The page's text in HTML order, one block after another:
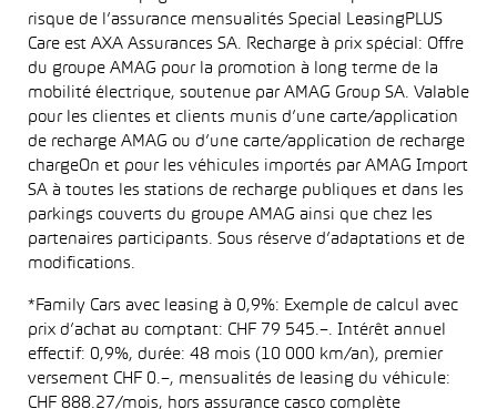
risque de l’assurance mensualités Special LeasingPLUS
Care est AXA Assurances SA. Recharge à prix spécial: Offre
du groupe AMAG pour la promotion à long terme de la
mobilité électrique, soutenue par AMAG Group SA. Valable
pour les clientes et clients munis d’une carte/application
de recharge AMAG ou d’une carte/application de recharge
chargeOn et pour les véhicules importés par AMAG Import
SA à toutes les stations de recharge publiques et dans les
parkings couverts du groupe AMAG ainsi que chez les
partenaires participants. Sous réserve d’adaptations et de
modifications.
*Family Cars avec leasing à 0,9%: Exemple de calcul avec
prix d’achat au comptant: CHF 79 545.–. Intérêt annuel
effectif: 0,9%, durée: 48 mois (10 000 km/an), premier
versement CHF 0.–, mensualités de leasing du véhicule:
CHF 888.27/mois, hors assurance casco complète